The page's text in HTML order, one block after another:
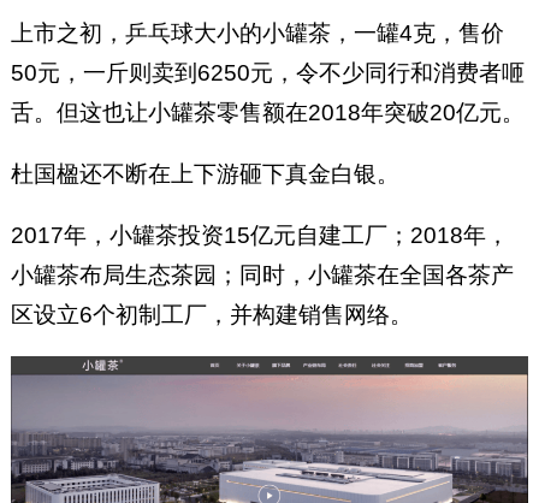
上市之初，乒乓球大小的小罐茶，一罐4克，售价
50元，一斤则卖到6250元，令不少同行和消费者咂
舌。但这也让小罐茶零售额在2018年突破20亿元。
杜国楹还不断在上下游砸下真金白银。
2017年，小罐茶投资15亿元自建工厂；2018年，
小罐茶布局生态茶园；同时，小罐茶在全国各茶产
区设立6个初制工厂，并构建销售网络。